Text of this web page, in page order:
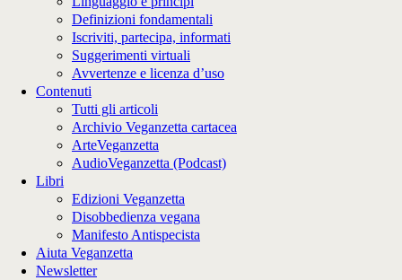
Definizioni fondamentali
Iscriviti, partecipa, informati
Suggerimenti virtuali
Avvertenze e licenza d’uso
Contenuti
Tutti gli articoli
Archivio Veganzetta cartacea
ArteVeganzetta
AudioVeganzetta (Podcast)
Libri
Edizioni Veganzetta
Disobbedienza vegana
Manifesto Antispecista
Aiuta Veganzetta
Newsletter